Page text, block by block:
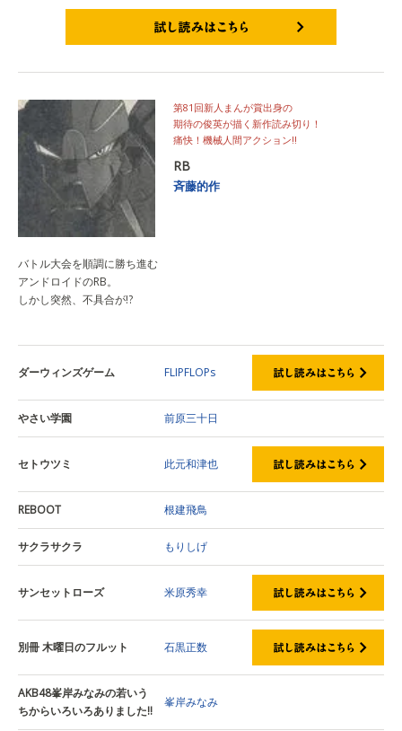
第81回新人まんが賞出身の
期待の俊英が描く新作読み切り！
痛快！機械人間アクション!!
RB
斉藤的作
バトル大会を順調に勝ち進む
アンドロイドのRB。
しかし突然、不具合が!?
ダーウィンズゲーム FLIPFLOPs
やさい学園 前原三十日
セトウツミ 此元和津也
REBOOT 根建飛鳥
サクラサクラ もりしげ
サンセットローズ 米原秀幸
別冊 木曜日のフルット 石黒正数
AKB48峯岸みなみの若いう
ちからいろいろありました!!
峯岸みなみ